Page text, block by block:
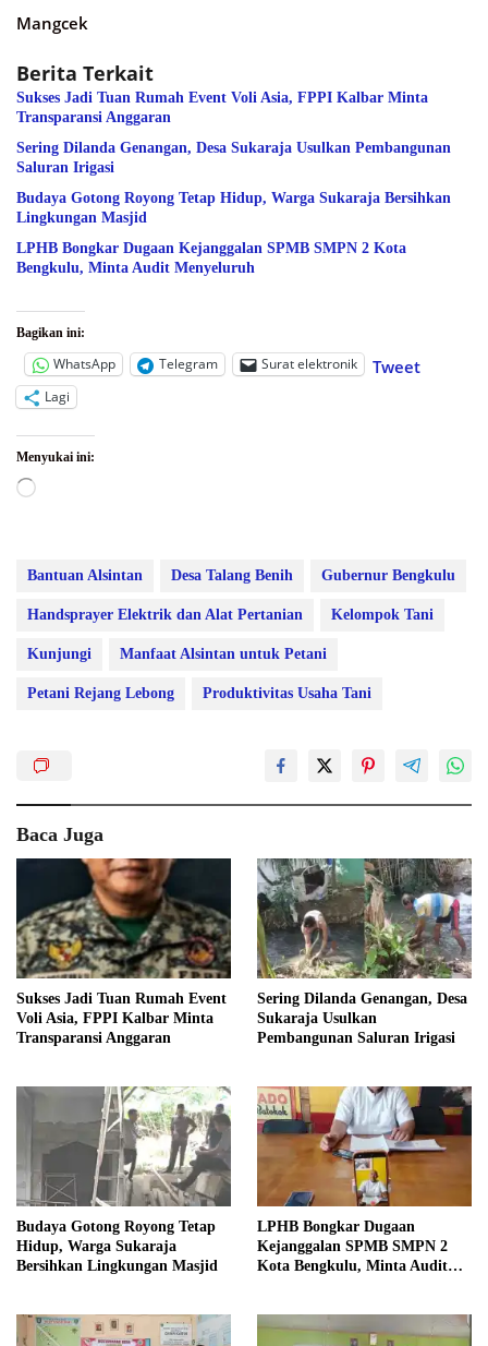
Mangcek
Berita Terkait
Sukses Jadi Tuan Rumah Event Voli Asia, FPPI Kalbar Minta
Transparansi Anggaran
Sering Dilanda Genangan, Desa Sukaraja Usulkan Pembangunan
Saluran Irigasi
Budaya Gotong Royong Tetap Hidup, Warga Sukaraja Bersihkan
Lingkungan Masjid
LPHB Bongkar Dugaan Kejanggalan SPMB SMPN 2 Kota
Bengkulu, Minta Audit Menyeluruh
Bagikan ini:
WhatsApp Telegram Surat elektronik Tweet
Lagi
Menyukai ini:
Memuat...
Bantuan Alsintan Desa Talang Benih Gubernur Bengkulu
Handsprayer Elektrik dan Alat Pertanian Kelompok Tani
Kunjungi Manfaat Alsintan untuk Petani
Petani Rejang Lebong Produktivitas Usaha Tani
Baca Juga
Sukses Jadi Tuan Rumah Event
Voli Asia, FPPI Kalbar Minta
Transparansi Anggaran
Sering Dilanda Genangan, Desa
Sukaraja Usulkan
Pembangunan Saluran Irigasi
Budaya Gotong Royong Tetap
Hidup, Warga Sukaraja
Bersihkan Lingkungan Masjid
LPHB Bongkar Dugaan
Kejanggalan SPMB SMPN 2
Kota Bengkulu, Minta Audit